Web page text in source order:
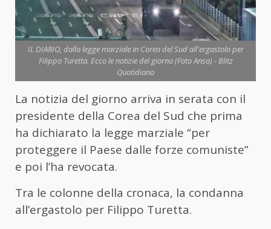
IL DIARIO, dalla legge marziale in Corea del Sud all'ergastolo per
Filippo Turetta. Ecco le notizie del giorno (Foto Ansa) - Blitz
Quotidiano
La notizia del giorno arriva in serata con il
presidente della Corea del Sud che prima
ha dichiarato la legge marziale “per
proteggere il Paese dalle forze comuniste”
e poi l’ha revocata.
Tra le colonne della cronaca, la condanna
all’ergastolo per Filippo Turetta.